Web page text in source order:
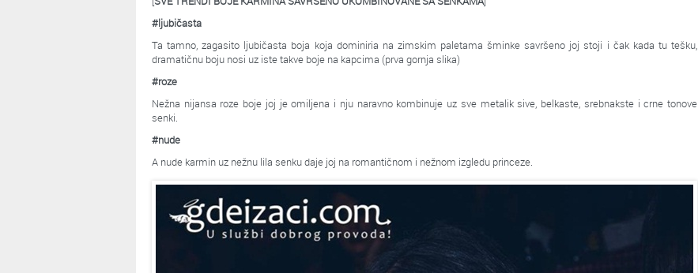
#ljubičasta
Ta tamno, zagasito ljubičasta boja koja dominiria na zimskim paletama šminke savršeno joj stoji i čak kada tu tešku,
dramatičnu boju nosi uz iste takve boje na kapcima (prva gornja slika)
#roze
Nežna nijansa roze boje joj je omiljena i nju naravno kombinuje uz sve metalik sive, belkaste, srebnakste i crne tonove
senki.
#nude
A nude karmin uz nežnu lila senku daje joj na romantičnom i nežnom izgledu princeze.